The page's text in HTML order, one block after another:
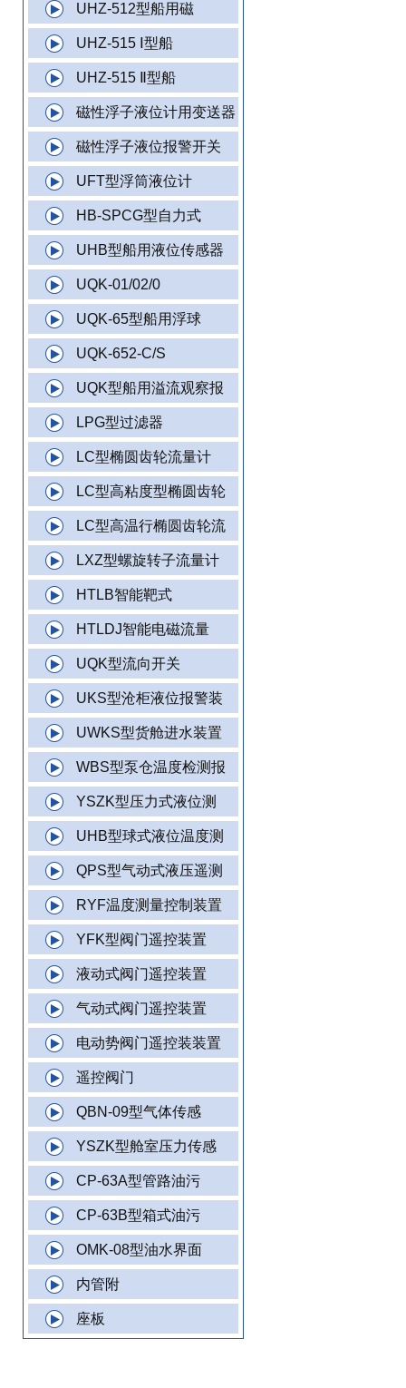
UHZ-512型船用磁
UHZ-515 Ⅰ型船
UHZ-515 Ⅱ型船
磁性浮子液位计用变送器
磁性浮子液位报警开关
UFT型浮筒液位计
HB-SPCG型自力式
UHB型船用液位传感器
UQK-01/02/0
UQK-65型船用浮球
UQK-652-C/S
UQK型船用溢流观察报
LPG型过滤器
LC型椭圆齿轮流量计
LC型高粘度型椭圆齿轮
LC型高温行椭圆齿轮流
LXZ型螺旋转子流量计
HTLB智能靶式
HTLDJ智能电磁流量
UQK型流向开关
UKS型沧柜液位报警装
UWKS型货舱进水装置
WBS型泵仓温度检测报
YSZK型压力式液位测
UHB型球式液位温度测
QPS型气动式液压遥测
RYF温度测量控制装置
YFK型阀门遥控装置
液动式阀门遥控装置
气动式阀门遥控装置
电动势阀门遥控装装置
遥控阀门
QBN-09型气体传感
YSZK型舱室压力传感
CP-63A型管路油污
CP-63B型箱式油污
OMK-08型油水界面
内管附
座板